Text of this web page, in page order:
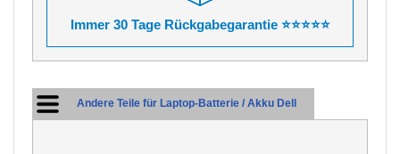
Immer 30 Tage Rückgabegarantie ⭐⭐⭐⭐⭐
Andere Teile für Laptop-Batterie / Akku Dell